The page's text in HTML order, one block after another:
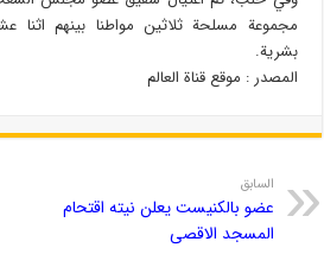
مجموعة مسلحة ثلاثين مواطنا بينهم اثنا
بشرية.
المصدر : موقع قناة العالم
السابق
عضو بالكنيست يعلن نيته اقتحام
المسجد الاقصى